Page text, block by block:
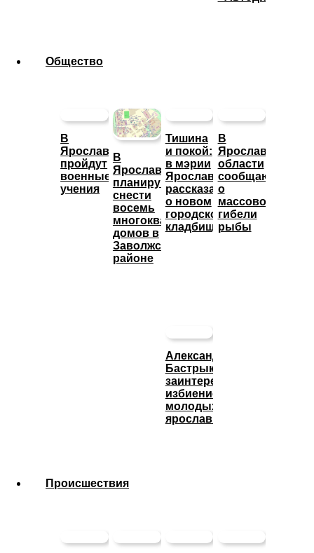
Общество
В
Ярославле
пройдут
военные
учения
В
Ярославле
планируют
снести
восемь
многоквартирных
домов в
Заволжском
районе
Тишина
и покой:
в мэрии
Ярославля
рассказали
о новом
городском
кладбище
В
Ярославской
области
сообщают
о
массовой
гибели
рыбы
Александр
Бастрыкин
заинтересовался
избиением
молодых
ярославцев
Происшествия